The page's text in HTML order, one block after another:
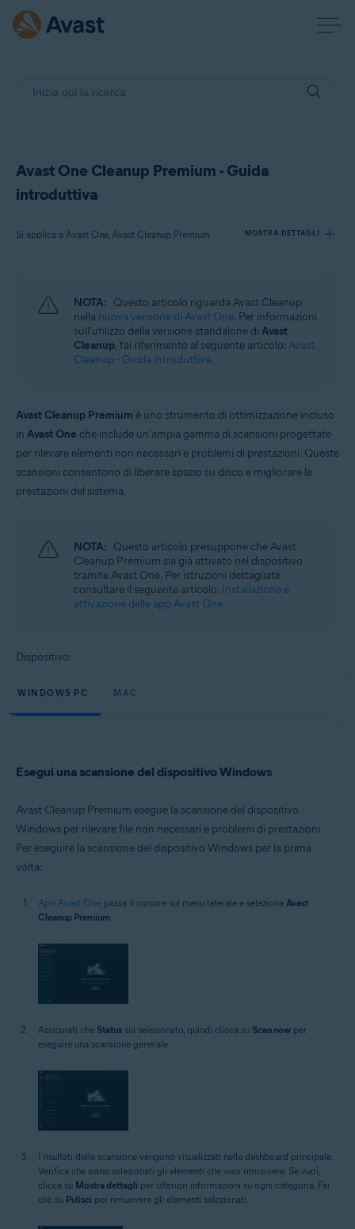
Avast One Cleanup Premium - Guida
introduttiva
Si applica a Avast One, Avast Cleanup Premium MOSTRA DETTAGLI
Avast One
Avast Cleanup Premium
Sistemi operativi:
NOTA: Questo articolo riguarda Avast Cleanup
nella nuova versione di Avast One. Per informazioni
sull'utilizzo della versione standalone di Avast
Cleanup, fai riferimento al seguente articolo: Avast
Cleanup - Guida introduttiva.
Avast Cleanup Premium è uno strumento di ottimizzazione incluso
in Avast One che include un'ampia gamma di scansioni progettate
per rilevare elementi non necessari e problemi di prestazioni. Queste
scansioni consentono di liberare spazio su disco e migliorare le
prestazioni del sistema.
NOTA: Questo articolo presuppone che Avast
Cleanup Premium sia già attivato nel dispositivo
tramite Avast One. Per istruzioni dettagliate
consultare il seguente articolo: Installazione e
attivazione delle app Avast One.
Dispositivo:
WINDOWS PC MAC
Esegui una scansione del dispositivo Windows
Avast Cleanup Premium esegue la scansione del dispositivo
Windows per rilevare file non necessari e problemi di prestazioni.
Per eseguire la scansione del dispositivo Windows per la prima
volta:
Apri Avast One, passa il cursore sul menu laterale e seleziona Avast
Cleanup Premium.
Assicurati che Status sia selezionato, quindi clicca su Scan now per
eseguire una scansione generale.
I risultati della scansione vengono visualizzati nella dashboard principale.
Verifica che siano selezionati gli elementi che vuoi rimuovere. Se vuoi,
clicca su Mostra dettagli per ulteriori informazioni su ogni categoria. Fai
clic su Pulisci per rimuovere gli elementi selezionati.